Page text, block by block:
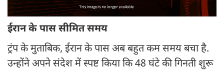
ईरान के पास सीमित समय
ट्रंप के मुताबिक, ईरान के पास अब बहुत कम समय बचा है.
उन्होंने अपने संदेश में स्पष्ट किया कि 48 घंटे की गिनती शुरू